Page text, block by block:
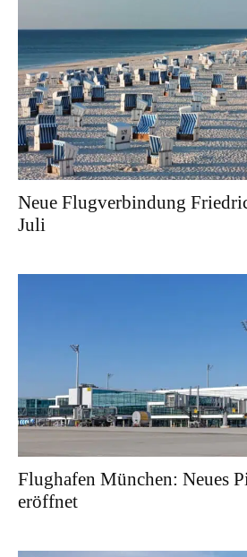
Neue Flugverbindung
Juli
Flughafen München: Neues
eröffnet